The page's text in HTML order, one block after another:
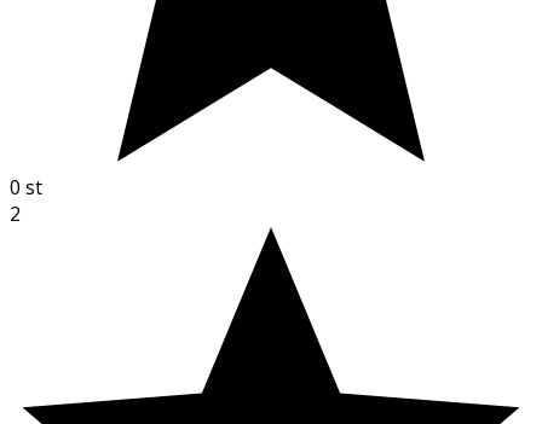
0 st
2